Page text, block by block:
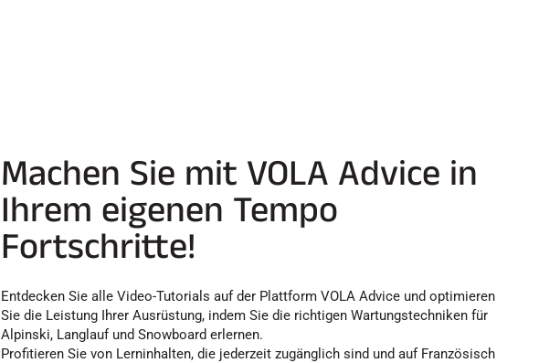
Machen Sie mit VOLA Advice in
Ihrem eigenen Tempo
Fortschritte!
Entdecken Sie alle Video-Tutorials auf der Plattform VOLA Advice und optimieren
Sie die Leistung Ihrer Ausrüstung, indem Sie die richtigen Wartungstechniken für
Alpinski, Langlauf und Snowboard erlernen.
Profitieren Sie von Lerninhalten, die jederzeit zugänglich sind und auf Französisch